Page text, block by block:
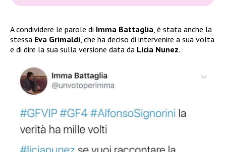
A condividere le parole di Imma Battaglia , è stata anche la
stessa Eva Grimaldi , che ha deciso di intervenire a sua volta
e di dire la sua sulla versione data da Licia Nunez.